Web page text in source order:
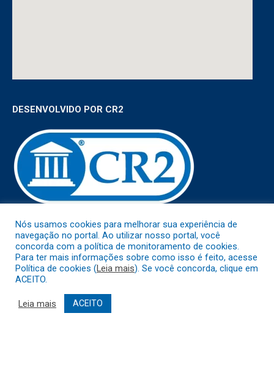
DESENVOLVIDO POR CR2
Muito mais quecriar siteousistema para prefeituras!
Realizamos umaassessoriacompleta, onde garantimos em
contrato que todas as exigências dasleis de transparência
públicaserão atendidas.
Nós usamos cookies para melhorar sua experiência de
navegação no portal. Ao utilizar nosso portal, você
concorda com a política de monitoramento de cookies.
Para ter mais informações sobre como isso é feito, acesse
Política de cookies (Leia mais). Se você concorda, clique em
ACEITO.
Leia mais ACEITO